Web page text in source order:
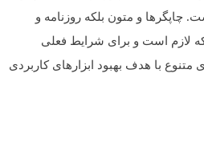
چاپگرها و متون بلکه روزنامه و
لازم است و برای شرایط فعلی
متنوع با هدف بهبود ابزارهای کاربردی